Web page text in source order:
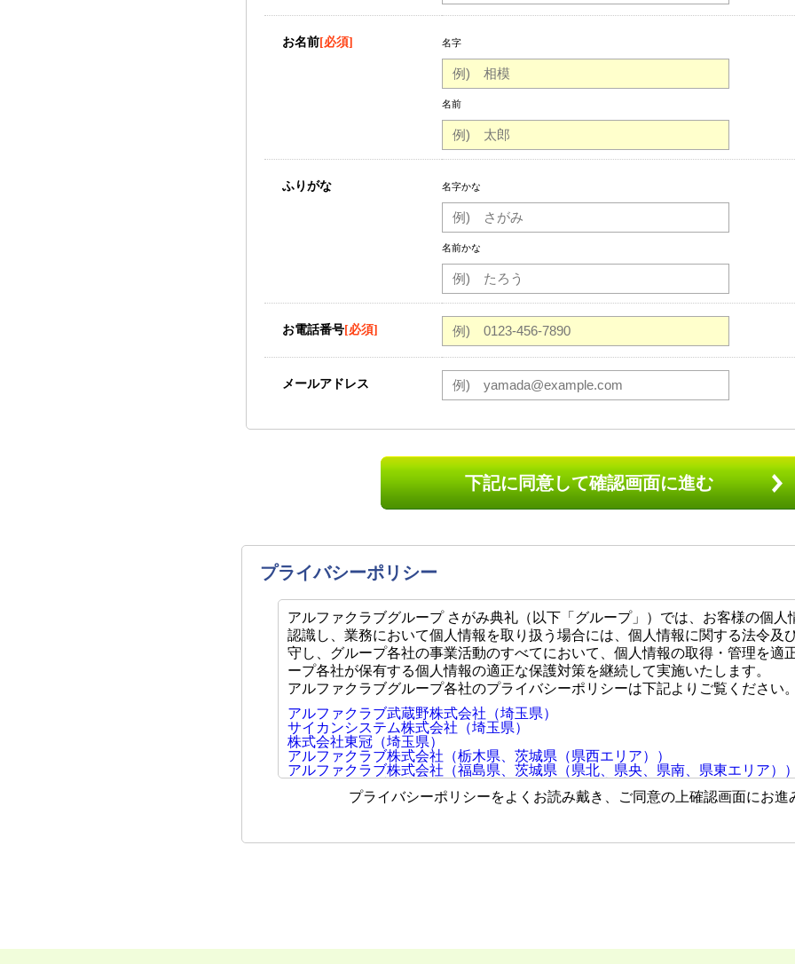
お名前[必須] 名字
名前
ふりがな 名字かな
名前かな
お電話番号[必須]
メールアドレス
下記に同意して確認画面に進む
プライバシーポリシー
アルファクラブグループ さがみ典礼（以下「グループ」）では、お客様の個人
認識し、業務において個人情報を取り扱う場合には、個人情報に関する法令及
守し、グループ各社の事業活動のすべてにおいて、個人情報の取得・管理を適
ープ各社が保有する個人情報の適正な保護対策を継続して実施いたします。
アルファクラブグループ各社のプライバシーポリシーは下記よりご覧ください。
アルファクラブ武蔵野株式会社（埼玉県）
サイカンシステム株式会社（埼玉県）
株式会社東冠（埼玉県）
アルファクラブ株式会社（栃木県、茨城県（県西エリア））
アルファクラブ株式会社（福島県、茨城県（県北、県央、県南、県東エリア））
アルファクラブ静岡株式会社（静岡県）
アルファクラブ株式会社（岐阜県）
プライバシーポリシーをよくお読み戴き、ご同意の上確認画面にお進